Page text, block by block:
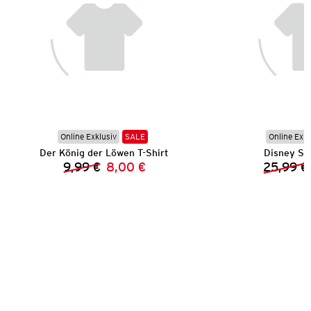
Online Exklusiv SALE
Der König der Löwen T-Shirt
Vorheriger Preis:
9,99 € Neuer Preis:
8,00 €
Online
Disney
25,99 €